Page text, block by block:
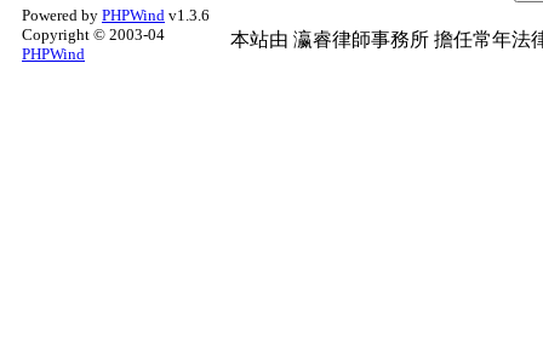
Powered by PHPWind v1.3.6
Copyright © 2003-04
PHPWind
本站由 瀛睿律師事務所 擔任常年法